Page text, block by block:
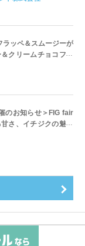
ッペ＆スムージーが
クリームチョコフラ
5日（水）から販売
のお知らせ＞FIG fair
さ、イチジクの魅力
ジク尽くしの全4種が